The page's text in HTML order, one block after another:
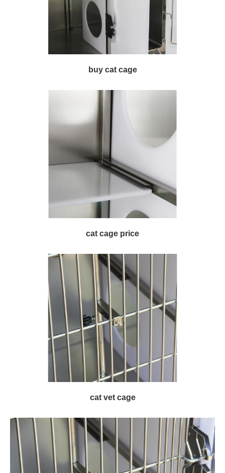
buy cat cage
cat cage price
cat vet cage